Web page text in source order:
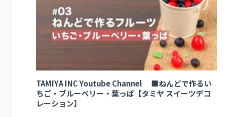
TAMIYA INC Youtube Channel ■ねんどで作るい
ちご・ブルーベリー・葉っぱ【タミヤ スイーツデコ
レーション】